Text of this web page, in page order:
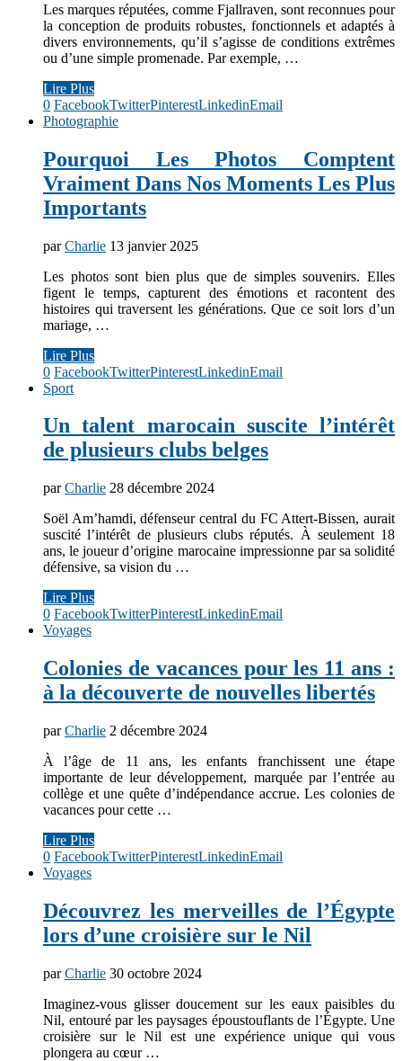
Les marques réputées, comme Fjallraven, sont reconnues pour
la conception de produits robustes, fonctionnels et adaptés à
divers environnements, qu’il s’agisse de conditions extrêmes
ou d’une simple promenade. Par exemple, …
Lire Plus
0 FacebookTwitterPinterestLinkedinEmail
Photographie
Pourquoi Les Photos Comptent
Vraiment Dans Nos Moments Les Plus
Importants
parCharlie 13 janvier 2025
Les photos sont bien plus que de simples souvenirs. Elles
figent le temps, capturent des émotions et racontent des
histoires qui traversent les générations. Que ce soit lors d’un
mariage, …
Lire Plus
0 FacebookTwitterPinterestLinkedinEmail
Sport
Un talent marocain suscite l’intérêt
de plusieurs clubs belges
parCharlie 28 décembre 2024
Soël Am’hamdi, défenseur central du FC Attert-Bissen, aurait
suscité l’intérêt de plusieurs clubs réputés. À seulement 18
ans, le joueur d’origine marocaine impressionne par sa solidité
défensive, sa vision du …
Lire Plus
0 FacebookTwitterPinterestLinkedinEmail
Voyages
Colonies de vacances pour les 11 ans :
à la découverte de nouvelles libertés
parCharlie 2 décembre 2024
À l’âge de 11 ans, les enfants franchissent une étape
importante de leur développement, marquée par l’entrée au
collège et une quête d’indépendance accrue. Les colonies de
vacances pour cette …
Lire Plus
0 FacebookTwitterPinterestLinkedinEmail
Voyages
Découvrez les merveilles de l’Égypte
lors d’une croisière sur le Nil
parCharlie 30 octobre 2024
Imaginez-vous glisser doucement sur les eaux paisibles du
Nil, entouré par les paysages époustouflants de l’Égypte. Une
croisière sur le Nil est une expérience unique qui vous
plongera au cœur …